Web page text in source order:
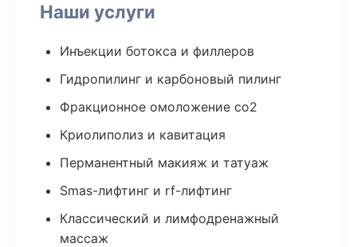
Наши услуги
Инъекции ботокса и филлеров
Гидропилинг и карбоновый пилинг
Фракционное омоложение co2
Криолиполиз и кавитация
Перманентный макияж и татуаж
Smas-лифтинг и rf-лифтинг
Классический и лимфодренажный
массаж